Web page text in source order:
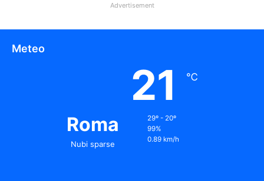
Advertisement
Meteo
Roma
Nubi sparse
21 ℃
29º - 20º
99%
0.89 km/h